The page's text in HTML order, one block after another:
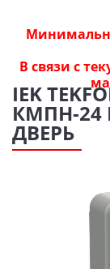
В связи с
IEK
КМПН-24
ДВЕРЬ